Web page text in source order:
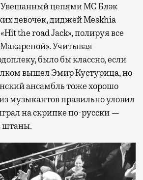
Увешанный цепями МС Блэк
девочек, диджей Meskhia
the road Jack», полируя все
Учитывая
было бы классно, если
вышел Эмир Кустурица, но
ансамбль тоже хорошо
музыкантов правильно уловил
на скрипке по-русски —
штаны.